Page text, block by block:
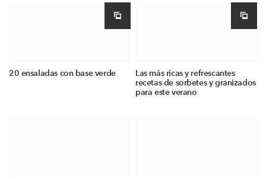
20 ensaladas con base verde
Las más ricas y refrescantes
recetas de sorbetes y granizados
para este verano